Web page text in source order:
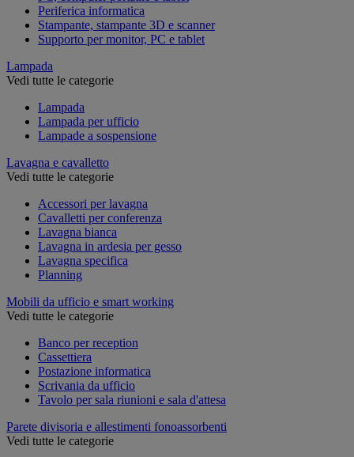
Periferica informatica
Stampante, stampante 3D e scanner
Supporto per monitor, PC e tablet
Lampada
Vedi tutte le categorie
Lampada
Lampada per ufficio
Lampade a sospensione
Lavagna e cavalletto
Vedi tutte le categorie
Accessori per lavagna
Cavalletti per conferenza
Lavagna bianca
Lavagna in ardesia per gesso
Lavagna specifica
Planning
Mobili da ufficio e smart working
Vedi tutte le categorie
Banco per reception
Cassettiera
Postazione informatica
Scrivania da ufficio
Tavolo per sala riunioni e sala d'attesa
Parete divisoria e allestimenti fonoassorbenti
Vedi tutte le categorie